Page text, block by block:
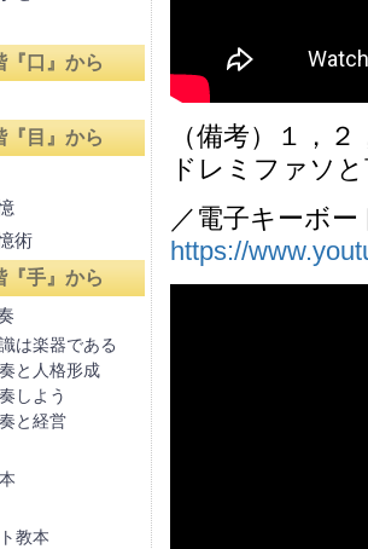
（備考）１，
ドレミファソ
／電子キーボ
https://
『口』から
『目』から
術
『手』から
は楽器である
と人格形成
しよう
と経営
教本